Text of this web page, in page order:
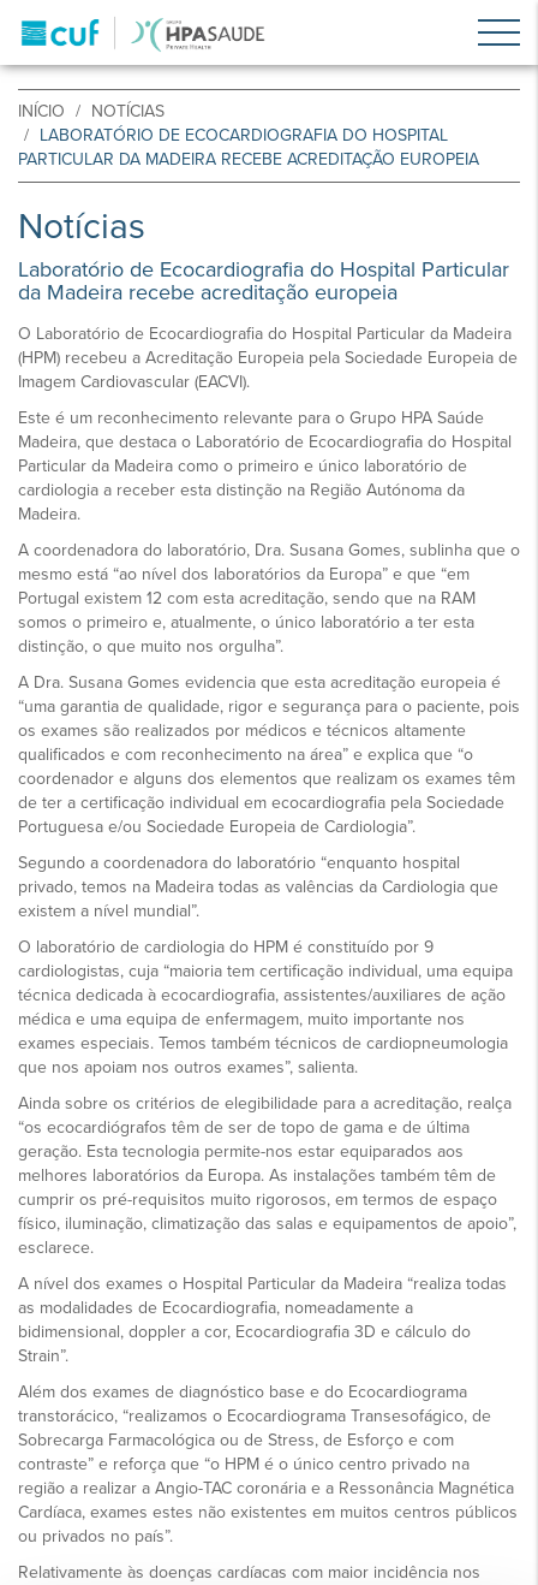
INÍCIO
NOTÍCIAS
LABORATÓRIO DE ECOCARDIOGRAFIA DO HOSPITAL
PARTICULAR DA MADEIRA RECEBE ACREDITAÇÃO EUROPEIA
Notícias
Laboratório de Ecocardiografia do Hospital Particular
da Madeira recebe acreditação europeia
O Laboratório de Ecocardiografia do Hospital Particular da Madeira
(HPM) recebeu a Acreditação Europeia pela Sociedade Europeia de
Imagem Cardiovascular (EACVI).
Este é um reconhecimento relevante para o Grupo HPA Saúde
Madeira, que destaca o Laboratório de Ecocardiografia do Hospital
Particular da Madeira como o primeiro e único laboratório de
cardiologia a receber esta distinção na Região Autónoma da
Madeira.
A coordenadora do laboratório, Dra. Susana Gomes, sublinha que o
mesmo está “ao nível dos laboratórios da Europa” e que “em
Portugal existem 12 com esta acreditação, sendo que na RAM
somos o primeiro e, atualmente, o único laboratório a ter esta
distinção, o que muito nos orgulha”.
A Dra. Susana Gomes evidencia que esta acreditação europeia é
“uma garantia de qualidade, rigor e segurança para o paciente, pois
os exames são realizados por médicos e técnicos altamente
qualificados e com reconhecimento na área” e explica que “o
coordenador e alguns dos elementos que realizam os exames têm
de ter a certificação individual em ecocardiografia pela Sociedade
Portuguesa e/ou Sociedade Europeia de Cardiologia”.
Segundo a coordenadora do laboratório “enquanto hospital
privado, temos na Madeira todas as valências da Cardiologia que
existem a nível mundial”.
O laboratório de cardiologia do HPM é constituído por 9
cardiologistas, cuja “maioria tem certificação individual, uma equipa
técnica dedicada à ecocardiografia, assistentes/auxiliares de ação
médica e uma equipa de enfermagem, muito importante nos
exames especiais. Temos também técnicos de cardiopneumologia
que nos apoiam nos outros exames”, salienta.
Ainda sobre os critérios de elegibilidade para a acreditação, realça
“os ecocardiógrafos têm de ser de topo de gama e de última
geração. Esta tecnologia permite-nos estar equiparados aos
melhores laboratórios da Europa. As instalações também têm de
cumprir os pré-requisitos muito rigorosos, em termos de espaço
físico, iluminação, climatização das salas e equipamentos de apoio”,
esclarece.
A nível dos exames o Hospital Particular da Madeira “realiza todas
as modalidades de Ecocardiografia, nomeadamente a
bidimensional, doppler a cor, Ecocardiografia 3D e cálculo do
Strain”.
Além dos exames de diagnóstico base e do Ecocardiograma
transtorácico, “realizamos o Ecocardiograma Transesofágico, de
Sobrecarga Farmacológica ou de Stress, de Esforço e com
contraste” e reforça que “o HPM é o único centro privado na
região a realizar a Angio-TAC coronária e a Ressonância Magnética
Cardíaca, exames estes não existentes em muitos centros públicos
ou privados no país”.
Relativamente às doenças cardíacas com maior incidência nos